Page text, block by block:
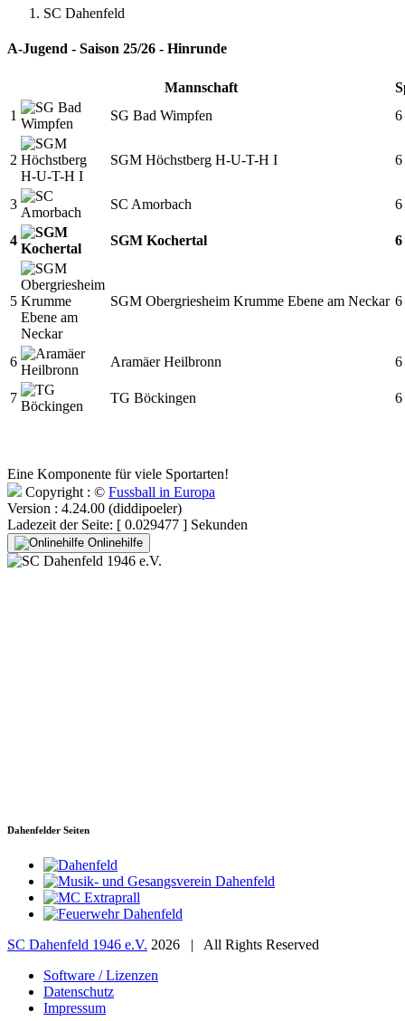
SC Dahenfeld
A-Jugend - Saison 25/26 - Hinrunde
Mannschaft
1
SG Bad Wimpfen 6
2 SGM Höchstberg H-U-T-H I 6
3 SC Amorbach 6
4 SGM Kochertal 6
5 SGM Obergriesheim Krumme Ebene am Neckar 6
6 Aramäer Heilbronn 6
7 TG Böckingen 6
Eine Komponente für viele Sportarten!
Copyright : © Fussball in Europa
Version : 4.24.00 (diddipoeler)
Ladezeit der Seite: [ 0.029477 ] Sekunden
Onlinehilfe
Dahenfelder Seiten
SC Dahenfeld 1946 e.V. 2026 | All Rights Reserved
Software / Lizenzen
Datenschutz
Impressum